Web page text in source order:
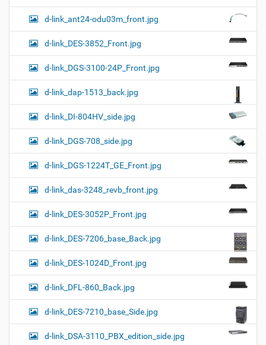
d-link_ant24-odu03m_front.jpg
d-link_DES-3852_Front.jpg
d-link_DGS-3100-24P_Front.jpg
d-link_dap-1513_back.jpg
d-link_DI-804HV_side.jpg
d-link_DGS-708_side.jpg
d-link_DGS-1224T_GE_Front.jpg
d-link_das-3248_revb_front.jpg
d-link_DES-3052P_Front.jpg
d-link_DES-7206_base_Back.jpg
d-link_DES-1024D_Front.jpg
d-link_DFL-860_Back.jpg
d-link_DES-7210_base_Side.jpg
d-link_DSA-3110_PBX_edition_side.jpg